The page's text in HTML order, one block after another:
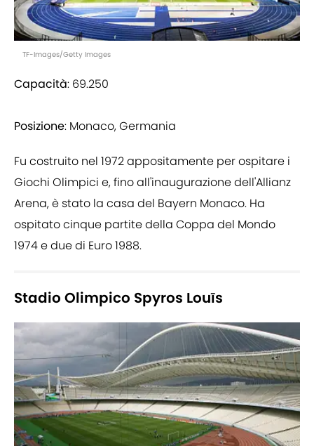
TF-Images/Getty Images
Capacità: 69.250
Posizione: Monaco, Germania
Fu costruito nel 1972 appositamente per ospitare i
Giochi Olimpici e, fino all'inaugurazione dell'Allianz
Arena, è stato la casa del Bayern Monaco. Ha
ospitato cinque partite della Coppa del Mondo
1974 e due di Euro 1988.
Stadio Olimpico Spyros Louīs